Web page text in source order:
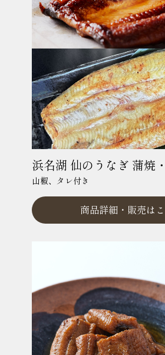
浜名湖 仙のうなぎ 蒲焼
山椒、タレ付き
商品詳細・ 販売は